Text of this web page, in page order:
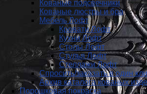
Кованые подсвечники
Кованые люстры и бра
Мебель Лофт
Кровати Лофт
Кухни Лофт
Столы Лофт
Стулья Лофт
Стеллажи Лофт
Спросить/заказать в один
Архив каталога кованых
Порошковая покраска